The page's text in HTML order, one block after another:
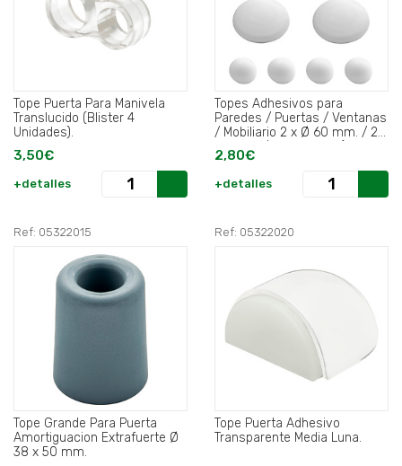
Tope Puerta Para Manivela
Translucido (Blister 4
Unidades).
3,50€
+detalles
Topes Adhesivos para
Paredes / Puertas / Ventanas
/ Mobiliario 2 x Ø 60 mm. / 2 x
40 mm. / 4 x 22 mm. (Blister
8 piezas) .
2,80€
+detalles
Ref: 05322015
Tope Grande Para Puerta
Amortiguacion Extrafuerte Ø
38 x 50 mm.
Ref: 05322020
Tope Puerta Adhesivo
Transparente Media Luna.